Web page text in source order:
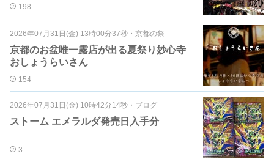
198
2026年07月31日(金) 13時00分37秒 ・ 京都の祭
京都のお盆唯一露店が出る夏祭り妙心寺
おしょうらいさん
154
2026年07月31日(金) 10時42分14秒 ・ ブログ
ストーム エメラルダ発売日入手分
3